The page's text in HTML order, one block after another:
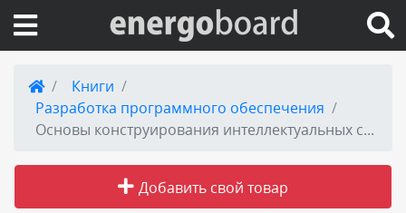
Вход на сайт
Поиск по сайту
Публикации
Книги
Разработка программного обеспечения
Основы конструирования интеллектуальных систем поддержки принятия решений в атомной энергетике. Учебник
Добавить свой товар